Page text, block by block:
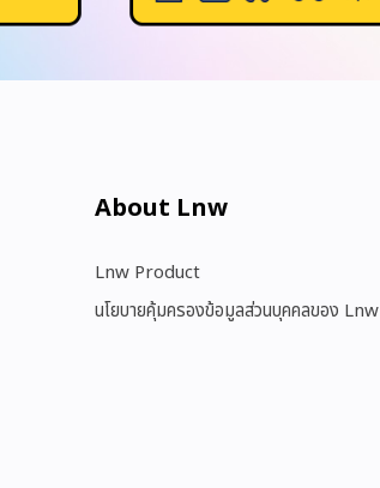
About Lnw​
Lnw Product
นโยบายคุ้มครองข้อมูลส่วนบุคคลของ Lnw